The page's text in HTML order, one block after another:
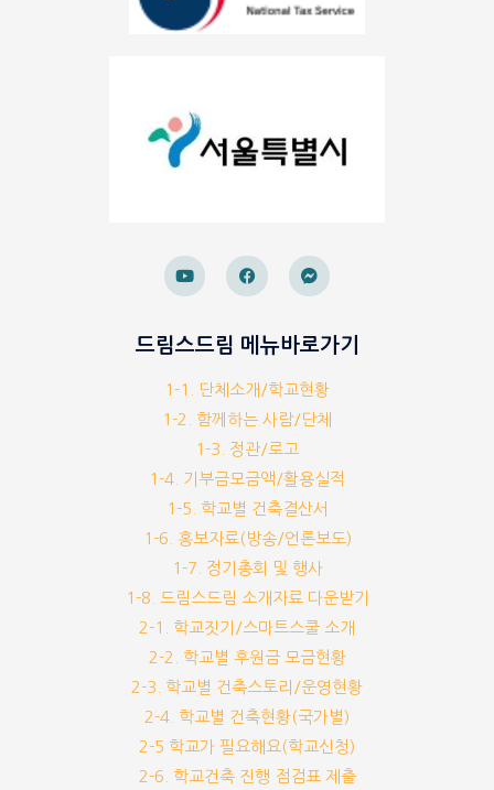
드림스드림 메뉴바로가기
1-1. 단체소개/학교현황
1-2. 함께하는 사람/단체
1-3. 정관/로고
1-4. 기부금모금액/활용실적
1-5. 학교별 건축결산서
1-6. 홍보자료(방송/언론보도)
1-7. 정기총회 및 행사
1-8. 드림스드림 소개자료 다운받기
2-1. 학교짓기/스마트스쿨 소개
2-2. 학교별 후원금 모금현황
2-3. 학교별 건축스토리/운영현황
2-4. 학교별 건축현황(국가별)
2-5 학교가 필요해요(학교신청)
2-6. 학교건축 진행 점검표 제출